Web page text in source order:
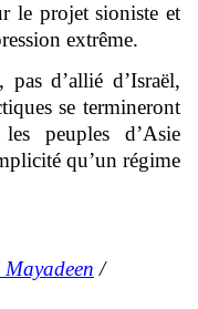
le projet sioniste et
extrême.
d’allié d’Israël,
se termineront
peuples d’Asie
qu’un régime
/